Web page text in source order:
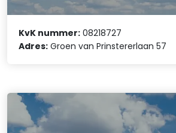
KvK nummer: 08218727
Adres: Groen van Prinstererlaan 57